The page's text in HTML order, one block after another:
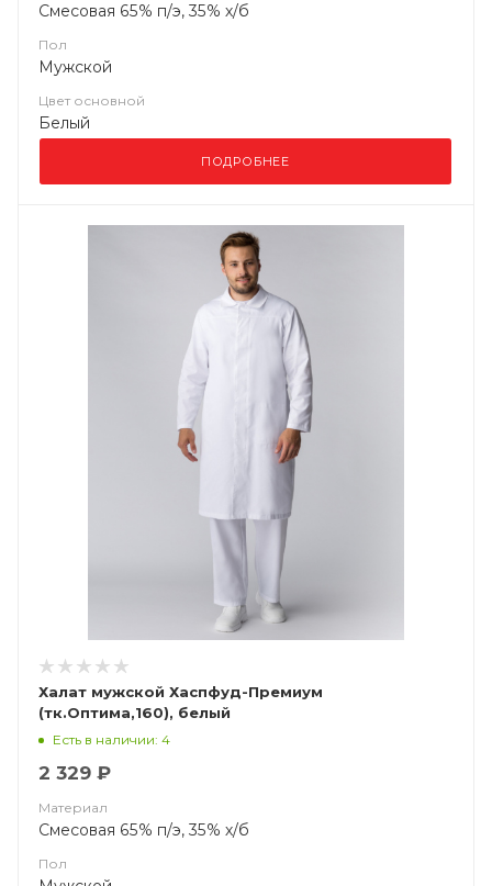
Смесовая 65% п/э, 35% х/б
Пол
Мужской
Цвет основной
Белый
ПОДРОБНЕЕ
Халат мужской Хаспфуд-Премиум
(тк.Оптима,160), белый
Есть в наличии: 4
2 329 ₽
Материал
Смесовая 65% п/э, 35% х/б
Пол